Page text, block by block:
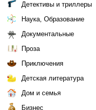
Детективы и триллеры
Наука, Образование
Документальные
Проза
Приключения
Детская литература
Дом и семья
Бизнес